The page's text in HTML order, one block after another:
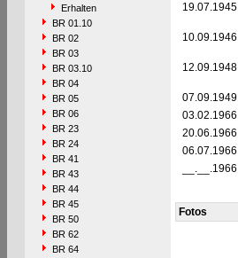
Erhalten
BR 01.10
BR 02
BR 03
BR 03.10
BR 04
BR 05
BR 06
BR 23
BR 24
BR 41
BR 43
BR 44
BR 45
BR 50
BR 62
BR 64
19.07.1945
10.09.1946
12.09.1948
07.09.1949
03.02.1966
20.06.1966
06.07.1966
__.__.1966
Fotos